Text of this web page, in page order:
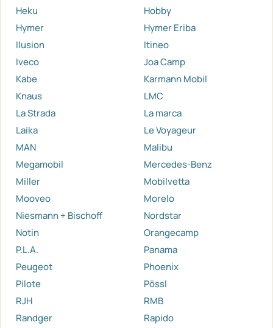
Heku
Hobby
Hymer
Hymer Eriba
Ilusion
Itineo
Iveco
Joa Camp
Kabe
Karmann Mobil
Knaus
LMC
La Strada
La marca
Laika
Le Voyageur
MAN
Malibu
Megamobil
Mercedes-Benz
Miller
Mobilvetta
Mooveo
Morelo
Niesmann + Bischoff
Nordstar
Notin
Orangecamp
P.L.A.
Panama
Peugeot
Phoenix
Pilote
Pössl
RJH
RMB
Randger
Rapido